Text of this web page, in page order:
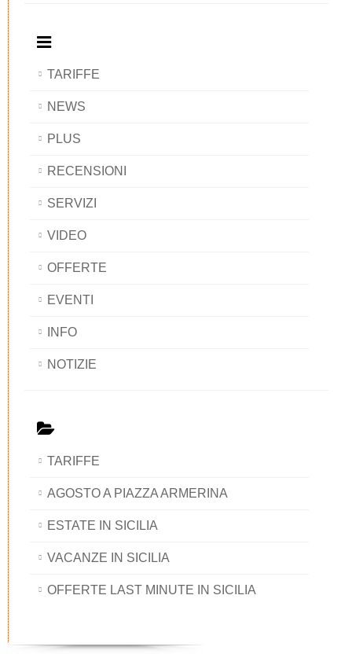
TARIFFE
NEWS
PLUS
RECENSIONI
SERVIZI
VIDEO
OFFERTE
EVENTI
INFO
NOTIZIE
TARIFFE
AGOSTO A PIAZZA ARMERINA
ESTATE IN SICILIA
VACANZE IN SICILIA
OFFERTE LAST MINUTE IN SICILIA